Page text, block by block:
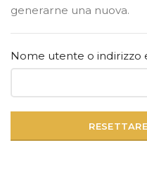
generarne una nuova.
Nome utente o indirizzo